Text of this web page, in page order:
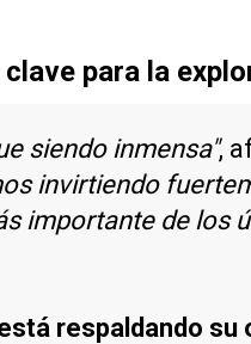
para la
siendo inmensa",
invirtiendo
importante de los
respaldando